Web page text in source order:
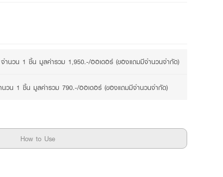
นวน 1 ชิ้น มูลค่ารวม 1,950.-/ออเดอร์ (ของแถมมีจำนวนจำกัด)
น 1 ชิ้น มูลค่ารวม 790.-/ออเดอร์ (ของแถมมีจำนวนจำกัด)
How to Use